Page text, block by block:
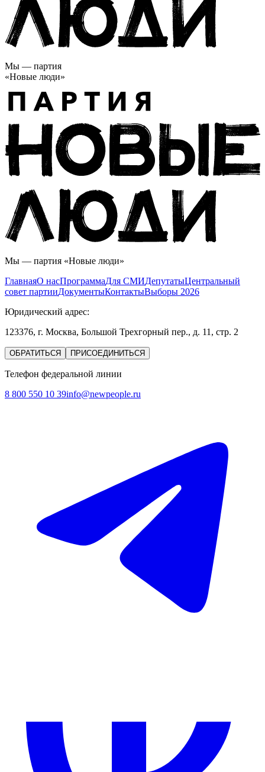
Мы — партия
«Новые люди»
Мы — партия «Новые люди»
ГлавнаяО насПрограммаДля СМИДeпутатыЦентральный
совет партииДокументыКонтактыВыборы 2026
Юридический адрес:
123376, г. Москва, Большой Трехгорный пер., д. 11, стр. 2
ОБРАТИТЬСЯ ПРИСОЕДИНИТЬСЯ
Телефон федеральной линии
8 800 550 10 39info@newpeople.ru